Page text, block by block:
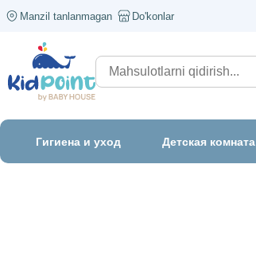
Manzil tanlanmagan Do'konlar
Гигиена и уход Детская комната